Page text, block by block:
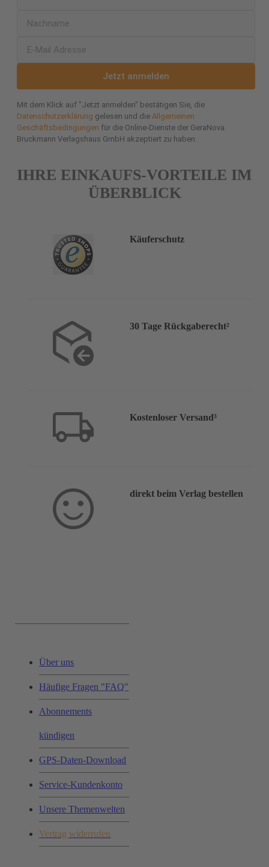
Jetzt anmelden
Mit dem Klick auf "Jetzt anmelden" bestätigen Sie, die
Datenschutzerklärung gelesen und die Allgemeinen
Geschäftsbedingungen für die Online-Dienste der GeraNova
Bruckmann Verlagshaus GmbH akzeptiert zu haben.
IHRE EINKAUFS-VORTEILE IM
ÜBERBLICK
Käuferschutz
30 Tage Rückgaberecht²
Kostenloser Versand³
direkt beim Verlag bestellen
Über uns
Häufige Fragen "FAQ"
Abonnements
kündigen
GPS-Daten-Download
Service-Kundenkonto
Unsere Themenwelten
Vertrag widerrufen